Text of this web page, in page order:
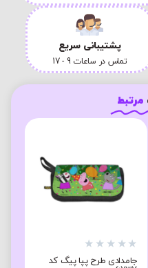
پشتیبانی سریع
تماس در ساعات 9 - 17
مرتبط
کد جامدادی طرح پپا